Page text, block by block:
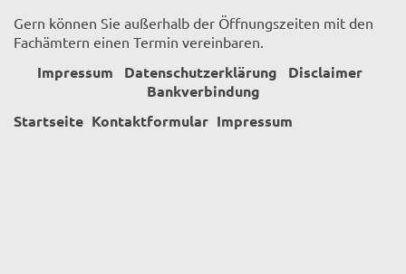
Gern können Sie außerhalb der Öffnungszeiten mit den
Fachämtern einen Termin vereinbaren.
Impressum Datenschutzerklärung
Disclaimer
Bankverbindung
Startseite Kontaktformular Impressum